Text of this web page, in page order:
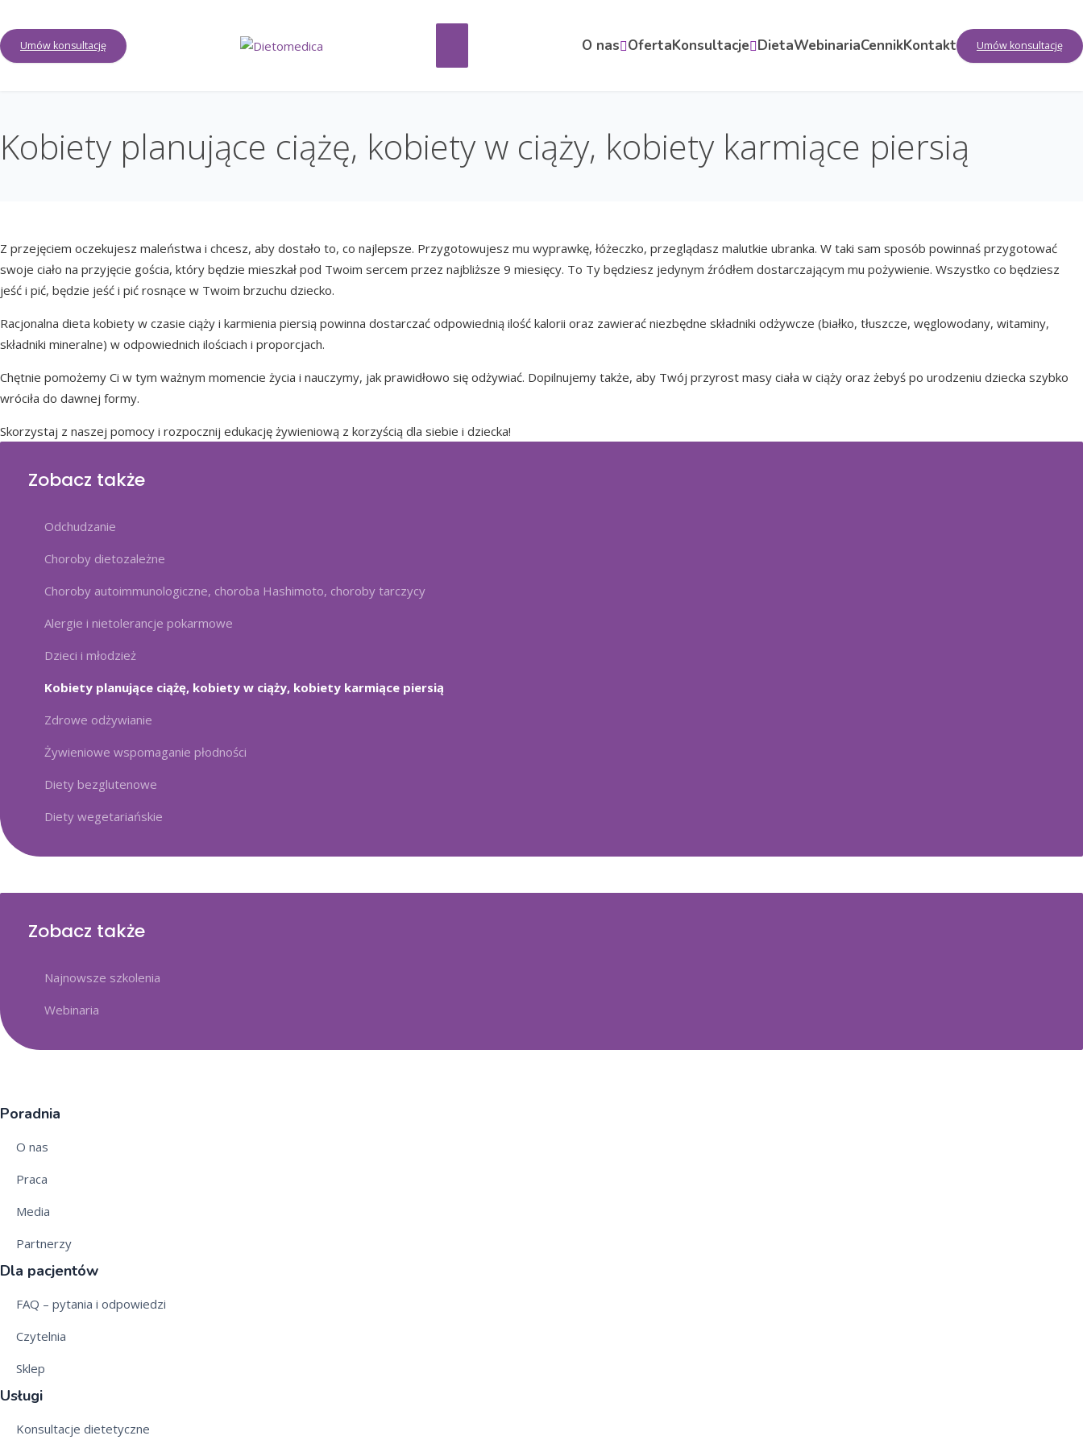
Umów konsultację O nas OfertaKonsultacje DietaWebinariaCennikKontakt Umów konsultację
Kobiety planujące ciążę, kobiety w ciąży, kobiety karmiące piersią
Z przejęciem oczekujesz maleństwa i chcesz, aby dostało to, co najlepsze. Przygotowujesz mu wyprawkę, łóżeczko, przeglądasz malutkie ubranka. W taki sam sposób powinnaś przygotować
swoje ciało na przyjęcie gościa, który będzie mieszkał pod Twoim sercem przez najbliższe 9 miesięcy. To Ty będziesz jedynym źródłem dostarczającym mu pożywienie. Wszystko co będziesz
jeść i pić, będzie jeść i pić rosnące w Twoim brzuchu dziecko.
Racjonalna dieta kobiety w czasie ciąży i karmienia piersią powinna dostarczać odpowiednią ilość kalorii oraz zawierać niezbędne składniki odżywcze (białko, tłuszcze, węglowodany, witaminy,
składniki mineralne) w odpowiednich ilościach i proporcjach.
Chętnie pomożemy Ci w tym ważnym momencie życia i nauczymy, jak prawidłowo się odżywiać. Dopilnujemy także, aby Twój przyrost masy ciała w ciąży oraz żebyś po urodzeniu dziecka szybko
wróciła do dawnej formy.
Skorzystaj z naszej pomocy i rozpocznij edukację żywieniową z korzyścią dla siebie i dziecka!
Zobacz także
Odchudzanie
Choroby dietozależne
Choroby autoimmunologiczne, choroba Hashimoto, choroby tarczycy
Alergie i nietolerancje pokarmowe
Dzieci i młodzież
Kobiety planujące ciążę, kobiety w ciąży, kobiety karmiące piersią
Zdrowe odżywianie
Żywieniowe wspomaganie płodności
Diety bezglutenowe
Diety wegetariańskie
Zobacz także
Najnowsze szkolenia
Webinaria
Poradnia
O nas
Praca
Media
Partnerzy
Dla pacjentów
FAQ – pytania i odpowiedzi
Czytelnia
Sklep
Usługi
Konsultacje dietetyczne